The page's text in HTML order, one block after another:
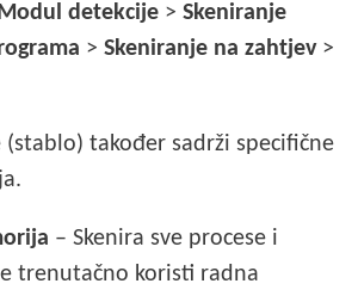
detekcije >Skeniranje
>Skeniranje na zahtjev>
također sadrži specifične
– Skenira sve procese i
trenutačno koristi radna